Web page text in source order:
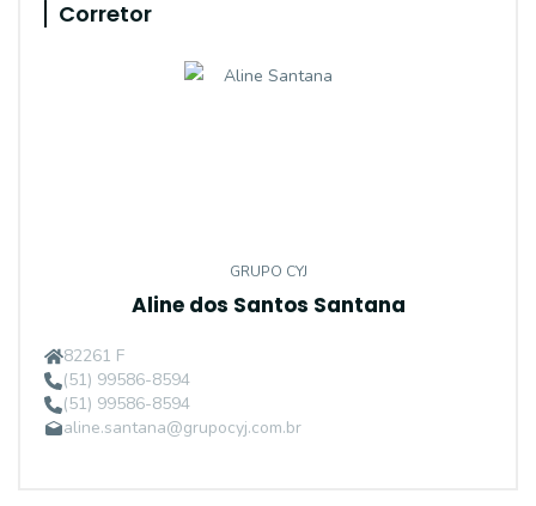
Corretor
GRUPO CYJ
Aline dos Santos Santana
82261 F
(51) 99586-8594
(51) 99586-8594
aline.santana@grupocyj.com.br